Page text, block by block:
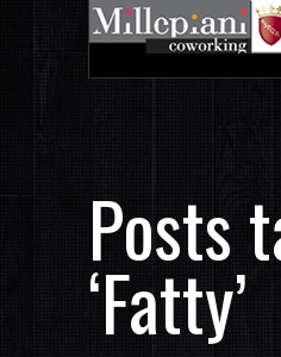
Posts
‘Fatty’